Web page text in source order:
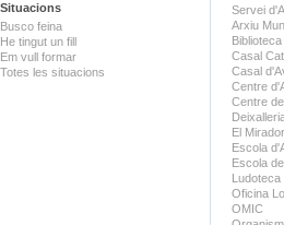
Situacions
Busco feina
He tingut un fill
Em vull formar
Totes les situacions
Servei
Arxiu
Casal
Casal
Centre
Centre
El Mirador
Escola
Escola
Ludoteca
Oficina
OMIC